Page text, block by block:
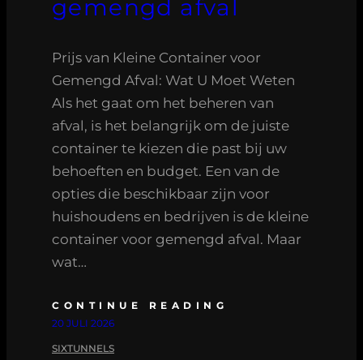
gemengd afval
Prijs van Kleine Container voor
Gemengd Afval: Wat U Moet Weten
Als het gaat om het beheren van
afval, is het belangrijk om de juiste
container te kiezen die past bij uw
behoeften en budget. Een van de
opties die beschikbaar zijn voor
huishoudens en bedrijven is de kleine
container voor gemengd afval. Maar
wat…
CONTINUE READING
20 JULI 2026
SIXTUNNELS